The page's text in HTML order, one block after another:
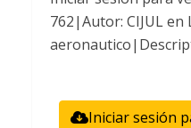
762|Autor: CIJUL en
Iniciar sesión